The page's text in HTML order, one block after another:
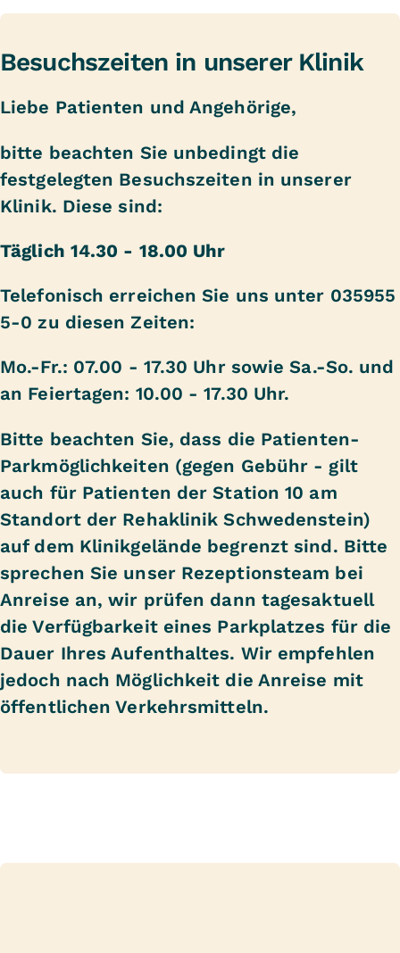
Besuchszeiten in unserer Klinik
Liebe Patienten und Angehörige,
bitte beachten Sie unbedingt die
festgelegten Besuchszeiten in unserer
Klinik. Diese sind:
Täglich 14.30 - 18.00 Uhr
Telefonisch erreichen Sie uns unter 035955
5-0 zu diesen Zeiten:
Mo.-Fr.: 07.00 - 17.30 Uhr sowie Sa.-So. und
an Feiertagen: 10.00 - 17.30 Uhr.
Bitte beachten Sie, dass die Patienten-
Parkmöglichkeiten (gegen Gebühr - gilt
auch für Patienten der Station 10 am
Standort der Rehaklinik Schwedenstein)
auf dem Klinikgelände begrenzt sind. Bitte
sprechen Sie unser Rezeptionsteam bei
Anreise an, wir prüfen dann tagesaktuell
die Verfügbarkeit eines Parkplatzes für die
Dauer Ihres Aufenthaltes. Wir empfehlen
jedoch nach Möglichkeit die Anreise mit
öffentlichen Verkehrsmitteln.